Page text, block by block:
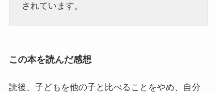
されています。
この本を読んだ感想
読後、子どもを他の子と比べることをやめ、自分